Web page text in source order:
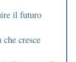
il futuro
cresce